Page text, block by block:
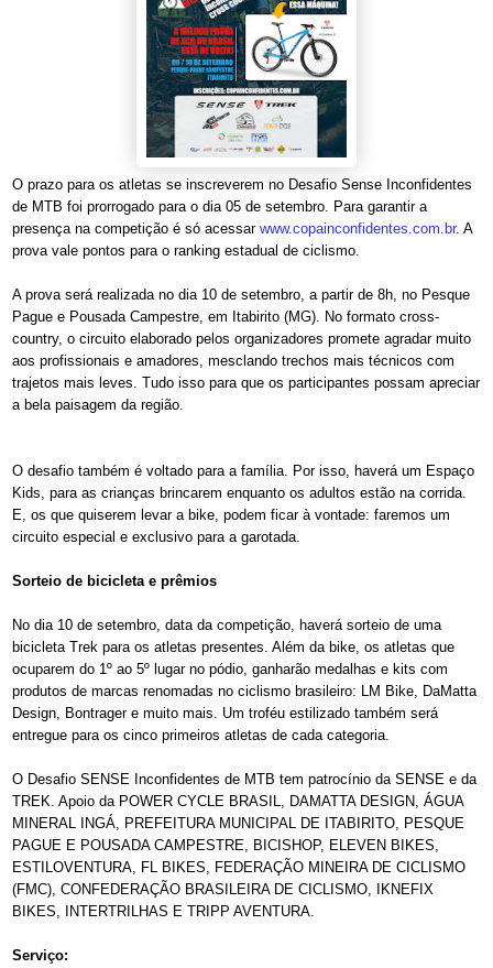
O prazo para os atletas se inscreverem no Desafio Sense Inconfidentes
de MTB foi prorrogado para o dia 05 de setembro. Para garantir a
presença na competição é só acessar www.copainconfidentes.com.br. A
prova vale pontos para o ranking estadual de ciclismo.
A prova será realizada no dia 10 de setembro, a partir de 8h, no Pesque
Pague e Pousada Campestre, em Itabirito (MG). No formato cross-
country, o circuito elaborado pelos organizadores promete agradar muito
aos profissionais e amadores, mesclando trechos mais técnicos com
trajetos mais leves. Tudo isso para que os participantes possam apreciar
a bela paisagem da região.
O desafio também é voltado para a família. Por isso, haverá um Espaço
Kids, para as crianças brincarem enquanto os adultos estão na corrida.
E, os que quiserem levar a bike, podem ficar à vontade: faremos um
circuito especial e exclusivo para a garotada.
Sorteio de bicicleta e prêmios
No dia 10 de setembro, data da competição, haverá sorteio de uma
bicicleta Trek para os atletas presentes. Além da bike, os atletas que
ocuparem do 1º ao 5º lugar no pódio, ganharão medalhas e kits com
produtos de marcas renomadas no ciclismo brasileiro: LM Bike, DaMatta
Design, Bontrager e muito mais. Um troféu estilizado também será
entregue para os cinco primeiros atletas de cada categoria.
O Desafio SENSE Inconfidentes de MTB tem patrocínio da SENSE e da
TREK. Apoio da POWER CYCLE BRASIL, DAMATTA DESIGN, ÁGUA
MINERAL INGÁ, PREFEITURA MUNICIPAL DE ITABIRITO, PESQUE
PAGUE E POUSADA CAMPESTRE, BICISHOP, ELEVEN BIKES,
ESTILOVENTURA, FL BIKES, FEDERAÇÃO MINEIRA DE CICLISMO
(FMC), CONFEDERAÇÃO BRASILEIRA DE CICLISMO, IKNEFIX
BIKES, INTERTRILHAS E TRIPP AVENTURA.
Serviço: